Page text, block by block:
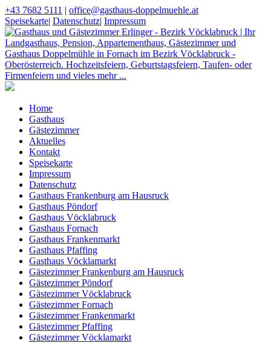
+43 7682 5111 | office@gasthaus-doppelmuehle.at
Speisekarte| Datenschutz| Impressum
Home
Gasthaus
Gästezimmer
Aktuelles
Kontakt
Speisekarte
Impressum
Datenschutz
Gasthaus Frankenburg am Hausruck
Gasthaus Pöndorf
Gasthaus Vöcklabruck
Gasthaus Fornach
Gasthaus Frankenmarkt
Gasthaus Pfaffing
Gasthaus Vöcklamarkt
Gästezimmer Frankenburg am Hausruck
Gästezimmer Pöndorf
Gästezimmer Vöcklabruck
Gästezimmer Fornach
Gästezimmer Frankenmarkt
Gästezimmer Pfaffing
Gästezimmer Vöcklamarkt